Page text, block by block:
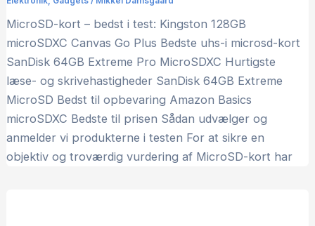
MicroSD-kort – bedst i test: Kingston 128GB
microSDXC Canvas Go Plus Bedste uhs-i microsd-kort
SanDisk 64GB Extreme Pro MicroSDXC Hurtigste
læse- og skrivehastigheder SanDisk 64GB Extreme
MicroSD Bedst til opbevaring Amazon Basics
microSDXC Bedste til prisen Sådan udvælger og
anmelder vi produkterne i testen For at sikre en
objektiv og troværdig vurdering af MicroSD-kort har